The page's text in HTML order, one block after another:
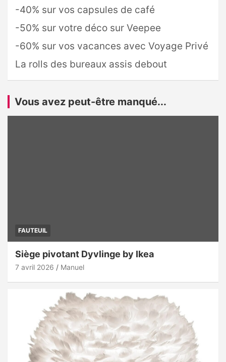
-40% sur vos capsules de café
-50% sur votre déco sur Veepee
-60% sur vos vacances avec Voyage Privé
La rolls des bureaux assis debout
Vous avez peut-être manqué...
FAUTEUIL
Siège pivotant Dyvlinge by Ikea
7 avril 2026 Manuel